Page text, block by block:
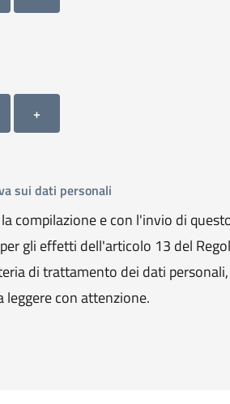
3Allegato 4
+
sui dati personali
compilazione e con l'invio di
gli effetti dell'articolo 13 del
di trattamento dei dati
leggere con attenzione.